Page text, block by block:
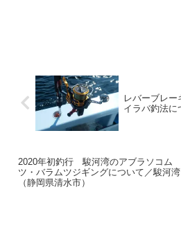
レバーブレー
イラバ釣法
2020年初釣行 駿河湾のアブラソコム
ツ・バラムツジギングについて／駿河湾
（静岡県清水市）